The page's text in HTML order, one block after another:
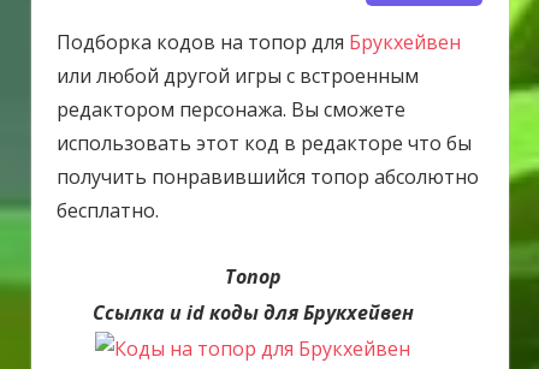
Подборка кодов на топор для Брукхейвен
или любой другой игры с встроенным
редактором персонажа. Вы сможете
использовать этот код в редакторе что бы
получить понравившийся топор абсолютно
бесплатно.
Топор
Ссылка и id коды для Брукхейвен